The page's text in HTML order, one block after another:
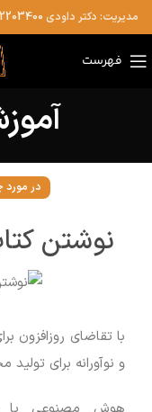
مدیریت: دکتر داودی
فهرست
در مورد
نوشتن
با تقاضای روزافزون
و نوآورانه برای تولید